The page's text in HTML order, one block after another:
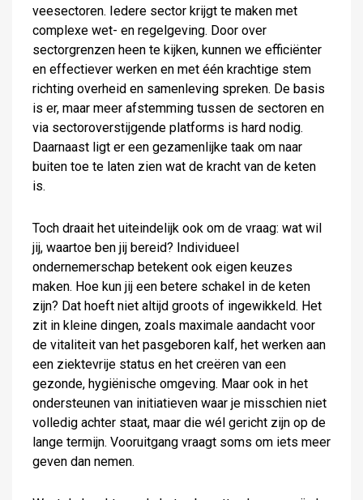
veesectoren. Iedere sector krijgt te maken met
complexe wet- en regelgeving. Door over
sectorgrenzen heen te kijken, kunnen we efficiënter
en effectiever werken en met één krachtige stem
richting overheid en samenleving spreken. De basis
is er, maar meer afstemming tussen de sectoren en
via sectoroverstijgende platforms is hard nodig.
Daarnaast ligt er een gezamenlijke taak om naar
buiten toe te laten zien wat de kracht van de keten
is.
Toch draait het uiteindelijk ook om de vraag: wat wil
jij, waartoe ben jij bereid? Individueel
ondernemerschap betekent ook eigen keuzes
maken. Hoe kun jij een betere schakel in de keten
zijn? Dat hoeft niet altijd groots of ingewikkeld. Het
zit in kleine dingen, zoals maximale aandacht voor
de vitaliteit van het pasgeboren kalf, het werken aan
een ziektevrije status en het creëren van een
gezonde, hygiënische omgeving. Maar ook in het
ondersteunen van initiatieven waar je misschien niet
volledig achter staat, maar die wél gericht zijn op de
lange termijn. Vooruitgang vraagt soms om iets meer
geven dan nemen.